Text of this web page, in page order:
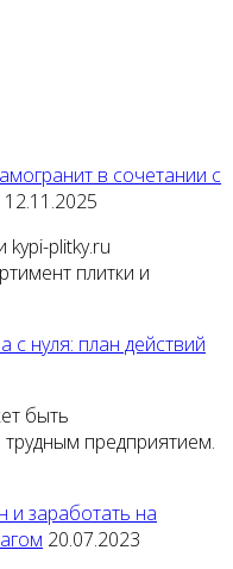
в сочетании с
12.11.2025
kypi-plitky.ru
плитки и
с нуля: план действий
быть
предприятием.
и заработать на
20.07.2023